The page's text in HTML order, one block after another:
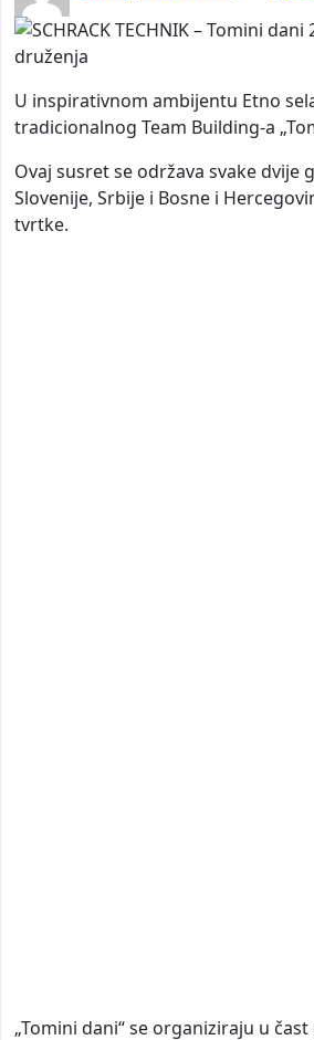
U inspirativnom ambijentu Etno
tradicionalnog Team Building-a
Ovaj susret se održava svake dvije
Slovenije, Srbije i Bosne i
tvrtke.
„Tomini dani“ se organiziraju u